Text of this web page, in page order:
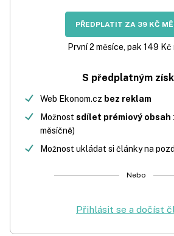
PŘEDPLATIT ZA 39 KČ
První 2 měsíce, pak 149 Kč
S předplatným
Web Ekonom.cz bez reklam
Možnost sdílet prémiový obsah
měsíčně)
Možnost ukládat si články na
Nebo
Přihlásit se a dočíst